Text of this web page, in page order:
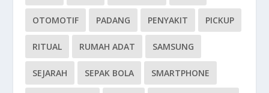
OTOMOTIF PADANG PENYAKIT PICKUP
RITUAL RUMAH ADAT SAMSUNG
SEJARAH SEPAK BOLA SMARTPHONE